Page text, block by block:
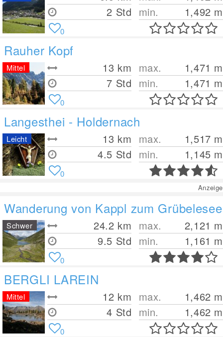
2 Std min.
1,492 m
0
Rauher Kopf
13 km
7 Std
max. 1,471 m
min.
1,471 m
Mittel
0
Langesthei - Holdernach
13 km
4.5 Std
max. 1,517 m
min.
1,145 m
Leicht
0
Anzeige
Wanderung von Kappl zum Grübelesee
24.2 km
9.5 Std
max. 2,121 m
min.
1,161 m
Schwer
0
BERGLI LAREIN
12 km
4 Std
max. 1,462 m
min.
1,462 m
Mittel
0